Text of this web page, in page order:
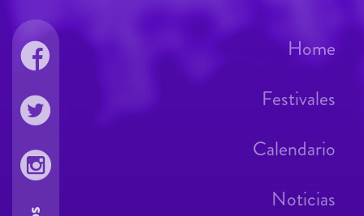
Home
Festivales
Calendario
Noticias